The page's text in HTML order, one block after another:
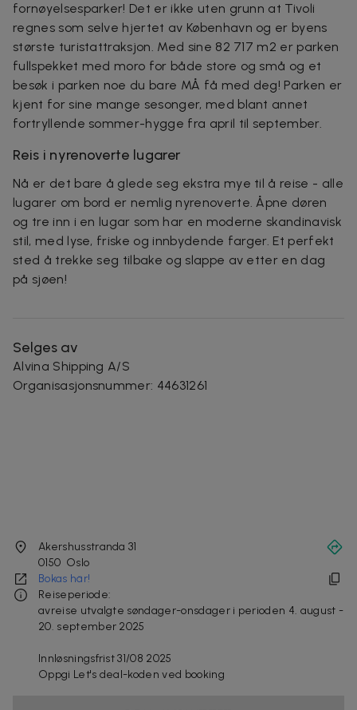
fornøyelsesparker! Det er ikke uten grunn at Tivoli
regnes som selve hjertet av København og er byens
største turistattraksjon. Med sine 82 717 m2 er parken
fullspekket med moro for både store og små og et
besøk i parken noe du bare MÅ få med deg! Parken er
kjent for sine mange sesonger, med blant annet
fortryllende sommer-hygge fra april til september.
Reis i nyrenoverte lugarer
Nå er det bare å glede seg ekstra mye til å reise - alle
lugarer om bord er nemlig nyrenoverte. Åpne døren
og tre inn i en lugar som har en moderne skandinavisk
stil, med lyse, friske og innbydende farger. Et perfekt
sted å trekke seg tilbake og slappe av etter en dag
på sjøen!
Selges av
Alvina Shipping A/S
Organisasjonsnummer: 44631261
Akershusstranda 31
0150 Oslo
Bokas här!
Reiseperiode:
avreise utvalgte søndager-onsdager i perioden 4. august -
20. september 2025
Innløsningsfrist 31/08 2025
Oppgi Let's deal-koden ved booking